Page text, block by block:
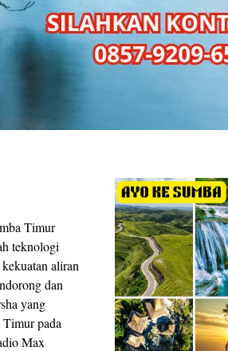
Timur
teknologi
aliran
dan
yang
pada
Max